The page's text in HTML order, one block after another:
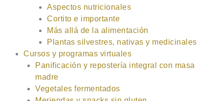
Aspectos nutricionales
Cortito e importante
Más allá de la alimentación
Plantas silvestres, nativas y medicinales
Cursos y programas virtuales
Panificación y repostería integral con masa
madre
Vegetales fermentados